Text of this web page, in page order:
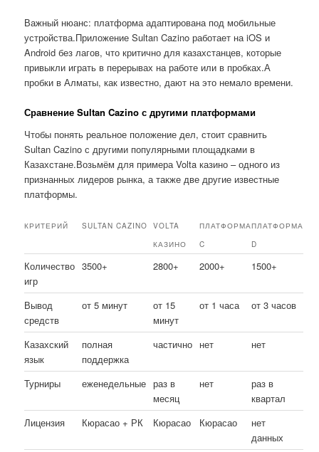
Важный нюанс: платформа адаптирована под мобильные
устройства.Приложение Sultan Cazino работает на iOS и
Android без лагов, что критично для казахстанцев, которые
привыкли играть в перерывах на работе или в пробках.А
пробки в Алматы, как известно, дают на это немало времени.
Сравнение Sultan Cazino с другими платформами
Чтобы понять реальное положение дел, стоит сравнить
Sultan Cazino с другими популярными площадками в
Казахстане.Возьмём для примера Volta казино – одного из
признанных лидеров рынка, а также две другие известные
платформы.
КРИТЕРИЙ SULTAN CAZINO
VOLTA
КАЗИНО
ПЛАТФОРМА
C
ПЛАТФОРМА
D
Количество
игр
3500+ 2800+ 2000+ 1500+
Вывод
средств
от 5 минут
от 15
минут
от 1 часа от 3 часов
Казахский
язык
полная
поддержка
частично нет нет
Турниры еженедельные раз в
месяц
нет
раз в
квартал
Лицензия
Кюрасао + РК Кюрасао Кюрасао
нет
данных